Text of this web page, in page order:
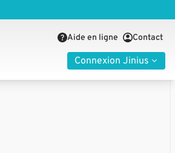
Aide en ligne Contact
Connexion Jinius